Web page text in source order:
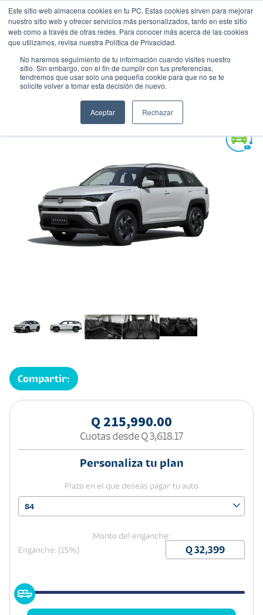
Este sitio web almacena cookies en tu PC. Estas cookies sirven para mejorar
nuestro sitio web y ofrecer servicios más personalizados, tanto en este sitio
web como a través de otras redes. Para conocer más acerca de las cookies
que utilizamos, revisa nuestra Política de Privacidad.
No haremos seguimiento de tu información cuando visites nuestro
sitio. Sin embargo, con el fin de cumplir con tus preferencias,
tendremos que usar solo una pequeña cookie para que no se te
solicite volver a tomar esta decisión de nuevo.
Aceptar Rechazar
SUZUKI ACROSS GLX AT 4WD
HIBRIDA
Compartir:
Q 215,990.00
Cuotas desde Q 3,618.17
Personaliza tu plan
Plazo en el que deseas pagar tu auto
84
Monto del enganche:
Enganche: (15%)